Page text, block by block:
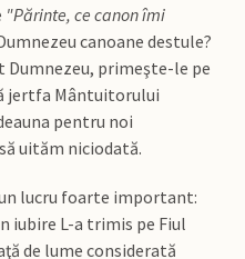
"Părinte, ce canon îmi
canoane destule?
Dumnezeu, primeşte-le pe
jertfa Mântuitorului
pentru noi
uităm niciodată.
lucru foarte important:
iubire L-a trimis pe Fiul
de lume considerată